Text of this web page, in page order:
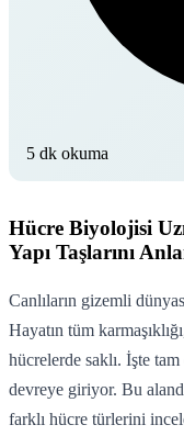
5 dk okuma
Hücre Biyolojisi
Yapı Taşlarını
Canlıların gizemli
Hayatın tüm
hücrelerde saklı. İşte
devreye giriyor. Bu
farklı hücre türlerini